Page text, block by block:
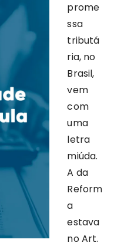
prome
ssa
tributá
ria, no
Brasil,
vem
com
uma
letra
miúda.
A da
Reform
a
estava
no Art.